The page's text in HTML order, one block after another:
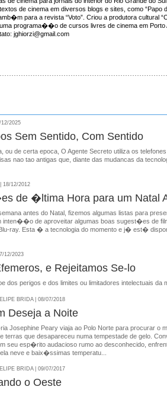
de cinema em diversos blogs e sites, como “Papo
para a revista “Voto”. Criou a produtora cultural
programa��o de cursos livres de cinema em Porto
jghiorzi@gmail.com
2025
Sem Sentido, Com Sentido
ou de certa epoca, O Agente Secreto utiliza os
nao tao antigas que, diante das mudancas da
18/12/2012
de �ltima Hora para um Natal
antes do Natal, fizemos algumas listas para
inten��o de aproveitar algumas boas sugest�es de
ray. Esta � a tecnologia do momento e j� est�
12/2023
e Rejeitamos Se-lo
dos perigos e dos limites ou limitadores intelectuais da
BRIDA | 08/07/2018
Deseja a Noite
Josephine Peary viaja ao Polo Norte para procurar o
terras que desapareceu numa tempestade de gelo.
seu esp�rito audacioso rumo ao desconhecido,
neve e baix�ssimas temperatu...
BRIDA | 09/07/2017
o Oeste